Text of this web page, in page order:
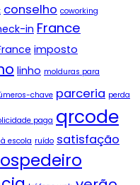
conselho coworking
in France
imposto
linho molduras para
chave parceria perda
paga qrcode
escola ruído satisfação